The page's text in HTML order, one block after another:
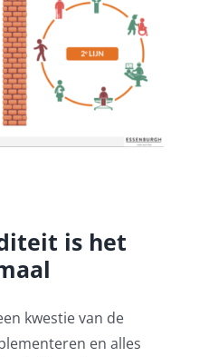
is het
kwestie van de
en alles